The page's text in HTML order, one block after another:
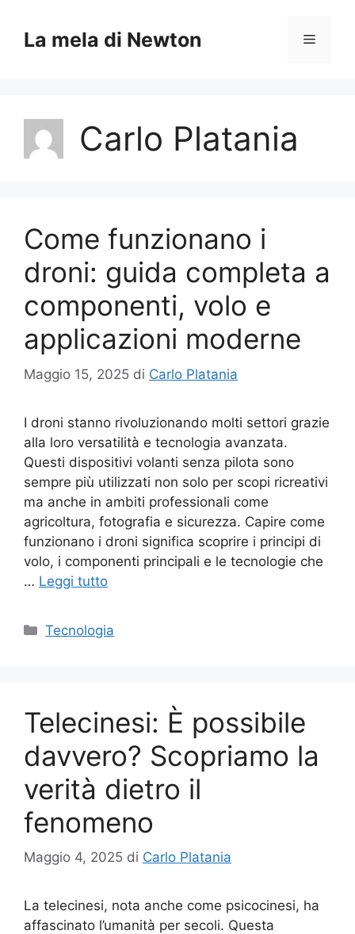
contenuto
La mela di Newton Menu
Carlo Platania
Come funzionano i
droni: guida completa a
componenti, volo e
applicazioni moderne
Maggio 15, 2025 di Carlo Platania
I droni stanno rivoluzionando molti settori grazie
alla loro versatilità e tecnologia avanzata.
Questi dispositivi volanti senza pilota sono
sempre più utilizzati non solo per scopi ricreativi
ma anche in ambiti professionali come
agricoltura, fotografia e sicurezza. Capire come
funzionano i droni significa scoprire i principi di
volo, i componenti principali e le tecnologie che
… Leggi tutto
Categorie
Tecnologia
Telecinesi: È possibile
davvero? Scopriamo la
verità dietro il
fenomeno
Maggio 4, 2025 di Carlo Platania
La telecinesi, nota anche come psicocinesi, ha
affascinato l’umanità per secoli. Questa